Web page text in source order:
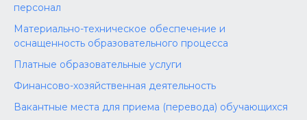
персонал
Материально-техническое обеспечение и
оснащенность образовательного процесса
Платные образовательные услуги
Финансово-хозяйственная деятельность
Вакантные места для приема (перевода) обучающихся